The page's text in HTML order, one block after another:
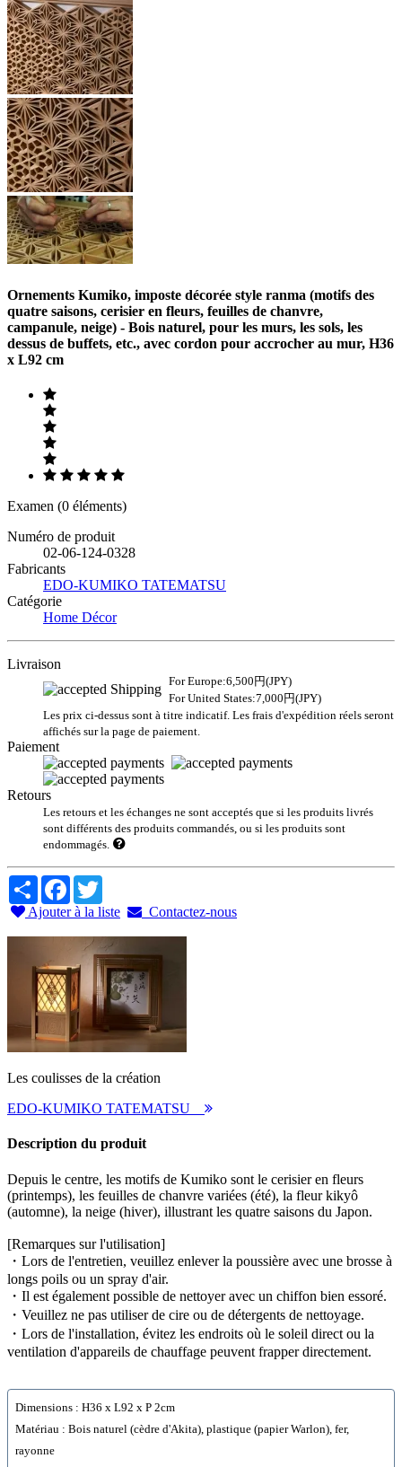
Ornements Kumiko, imposte décorée style ranma (motifs des
quatre saisons, cerisier en fleurs, feuilles de chanvre,
campanule, neige) - Bois naturel, pour les murs, les sols, les
dessus de buffets, etc., avec cordon pour accrocher au mur, H36
x L92 cm
Examen (0 éléments)
Numéro de produit
02-06-124-0328
Fabricants
EDO-KUMIKO TATEMATSU
Catégorie
Home Décor
Livraison
For Europe:6,500円(JPY)
For United States:7,000円(JPY)
Les prix ci-dessus sont à titre indicatif. Les frais d'expédition réels seront
affichés sur la page de paiement.
Paiement
Retours
Les retours et les échanges ne sont acceptés que si les produits livrés
sont différents des produits commandés, ou si les produits sont
endommagés.
Share Facebook
Ajouter à la liste
Contactez-nous
Les coulisses de la création
EDO-KUMIKO TATEMATSU
Description du produit
Depuis le centre, les motifs de Kumiko sont le cerisier en fleurs
(printemps), les feuilles de chanvre variées (été), la fleur kikyô
(automne), la neige (hiver), illustrant les quatre saisons du Japon.
[Remarques sur l'utilisation]
・Lors de l'entretien, veuillez enlever la poussière avec une brosse à
longs poils ou un spray d'air.
・Il est également possible de nettoyer avec un chiffon bien essoré.
・Veuillez ne pas utiliser de cire ou de détergents de nettoyage.
・Lors de l'installation, évitez les endroits où le soleil direct ou la
ventilation d'appareils de chauffage peuvent frapper directement.
Dimensions : H36 x L92 x P 2cm
Matériau : Bois naturel (cèdre d'Akita), plastique (papier Warlon), fer,
rayonne